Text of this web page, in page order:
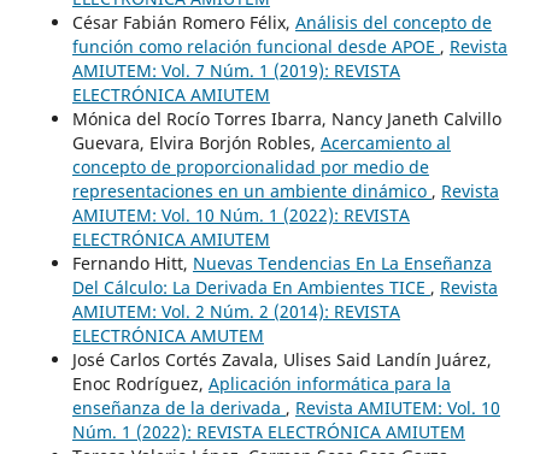
César Fabián Romero Félix, Análisis del concepto de
función como relación funcional desde APOE , Revista
AMIUTEM: Vol. 7 Núm. 1 (2019): REVISTA
ELECTRÓNICA AMIUTEM
Mónica del Rocío Torres Ibarra, Nancy Janeth Calvillo
Guevara, Elvira Borjón Robles, Acercamiento al
concepto de proporcionalidad por medio de
representaciones en un ambiente dinámico , Revista
AMIUTEM: Vol. 10 Núm. 1 (2022): REVISTA
ELECTRÓNICA AMIUTEM
Fernando Hitt, Nuevas Tendencias En La Enseñanza
Del Cálculo: La Derivada En Ambientes TICE , Revista
AMIUTEM: Vol. 2 Núm. 2 (2014): REVISTA
ELECTRÓNICA AMUTEM
José Carlos Cortés Zavala, Ulises Said Landín Juárez,
Enoc Rodríguez, Aplicación informática para la
enseñanza de la derivada , Revista AMIUTEM: Vol. 10
Núm. 1 (2022): REVISTA ELECTRÓNICA AMIUTEM